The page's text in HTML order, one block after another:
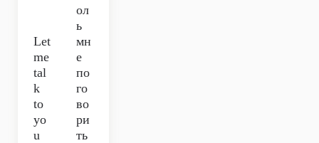
Let
me
tal
k
to
yo
u
ол
ь
мн
е
по
го
во
ри
ть